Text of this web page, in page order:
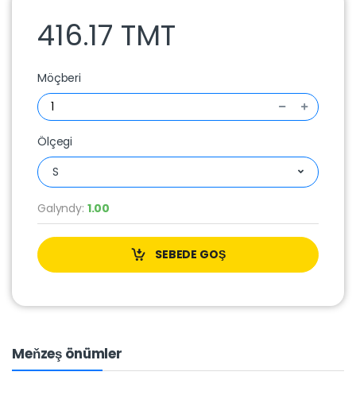
416.17 TMT
Möçberi
Ölçegi
S
Galyndy: 1.00
SEBEDE GOŞ
Meňzeş önümler